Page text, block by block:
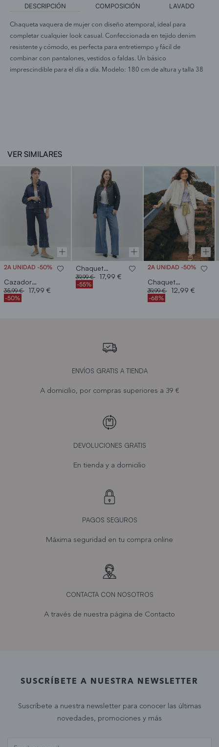
DESCRIPCIÓN COMPOSICIÓN LAVADO
Chaqueta vaquera de mujer con diseño atemporal, ideal para
completar cualquier look casual. Confeccionada en tejido denim
resistente y cómodo, es perfecta para entretiempo y fácil de
combinar con pantalones, vestidos o faldas. Un básico
imprescindible para el día a día. Modelo: 180 cm de altura y talla 38
VER SIMILARES
2A UNIDAD -50%
Cazadora vaquera troquelada
Price reduced from
35,99 €to17,99 €
-50%
Chaqueta acolchada pu
Price reduced from
39,99 €to17,99 €
-55%
2A UNIDAD -50%
Chaqueta bordada flores
Price reduced from
39,99 €to12,99 €
-68%
ENVÍOS GRATIS A TIENDA
A domicilio, por compras superiores a 39 €
DEVOLUCIONES GRATIS
En tienda y a domicilio
PAGOS SEGUROS
Máxima seguridad en tu compra online
CONTACTA CON NOSOTROS
A través de nuestra página de Contacto
SUSCRÍBETE A NUESTRA NEWSLETTER
Suscríbete a nuestra newsletter para conocer las últimas
novedades, promociones y más